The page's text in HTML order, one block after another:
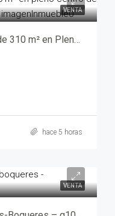
VENTA
¡INVERSORES! Solar Urbano de 310 m² en Pleno Centro de Elda – Edificabilidad Intensidad 3 – ha02337-3765
hace 5 horas
VENTA